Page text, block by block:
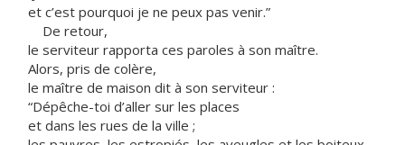
et c’est pourquoi je ne peux pas venir.”
De retour,
le serviteur rapporta ces paroles à son maître.
Alors, pris de colère,
le maître de maison dit à son serviteur :
“Dépêche-toi d’aller sur les places
et dans les rues de la ville ;